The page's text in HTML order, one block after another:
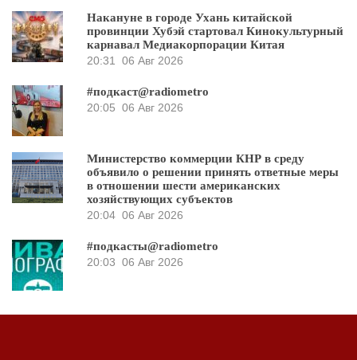
Накануне в городе Ухань китайской
провинции Хубэй стартовал Кинокультурный
карнавал Медиакорпорации Китая
20:31
06 Авг 2026
#подкаст@radiometro
20:05 06 Авг 2026
Министерство коммерции КНР в среду
объявило о решении принять ответные меры
в отношении шести американских
хозяйствующих субъектов
20:04 06 Авг 2026
#подкасты@radiometro
20:03 06 Авг 2026